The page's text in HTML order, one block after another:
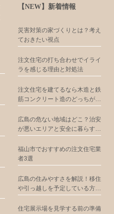
【NEW】新着情報
災害対策の家づくりとは？考え
ておきたい視点
注文住宅の打ち合わせでイライ
ラを感じる理由と対処法
注文住宅を建てるなら木造と鉄
筋コンクリート造のどっちがお
広島の危ない地域はどこ？治安
が悪いエリアと安全に暮らすた
福山市でおすすめの注文住宅業
者3選
広島の住みやすさを解説！移住
や引っ越しを予定している方に
住宅展示場を見学する前の準備